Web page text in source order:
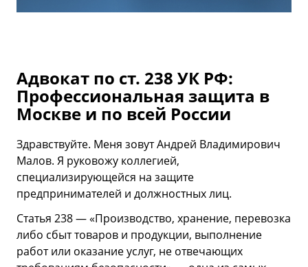
Адвокат по ст. 238 УК РФ:
Профессиональная защита в
Москве и по всей России
Здравствуйте. Меня зовут Андрей Владимирович
Малов. Я руковожу коллегией,
специализирующейся на защите
предпринимателей и должностных лиц.
Статья 238 — «Производство, хранение, перевозка
либо сбыт товаров и продукции, выполнение
работ или оказание услуг, не отвечающих